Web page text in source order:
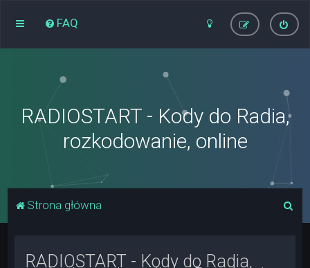
FAQ
RADIOSTART - Kody do Radia,
rozkodowanie, online
Strona główna
RADIOSTART - Kody do Radia,